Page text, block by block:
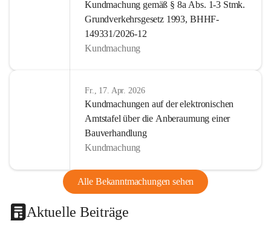
Kundmachung gemäß § 8a Abs. 1-3 Stmk.
Grundverkehrsgesetz 1993, BHHF-
149331/2026-12
Kundmachung
Fr., 17. Apr. 2026
Kundmachungen auf der elektronischen
Amtstafel über die Anberaumung einer
Bauverhandlung
Kundmachung
Alle Bekanntmachungen sehen
Aktuelle Beiträge